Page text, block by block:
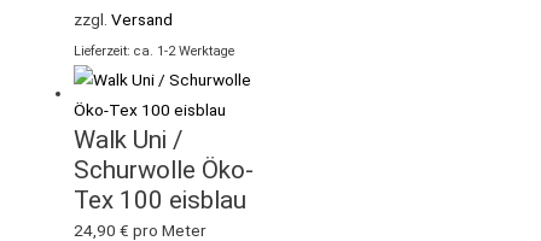
zzgl.Versand
Lieferzeit: ca. 1-2 Werktage
Walk Uni /
Schurwolle Öko-
Tex 100 eisblau
24,90€ pro Meter